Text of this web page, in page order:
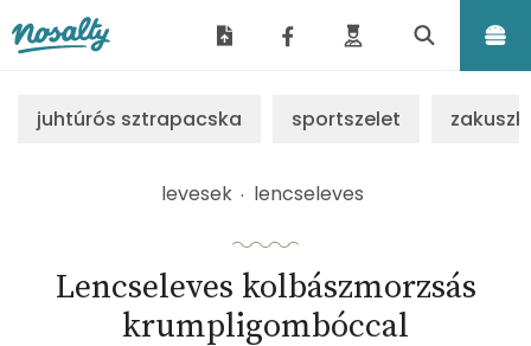
juhtúrós sztrapacska sportszelet
levesek lencseleves
Lencseleves kolbászmorzsás
krumpligombóccal